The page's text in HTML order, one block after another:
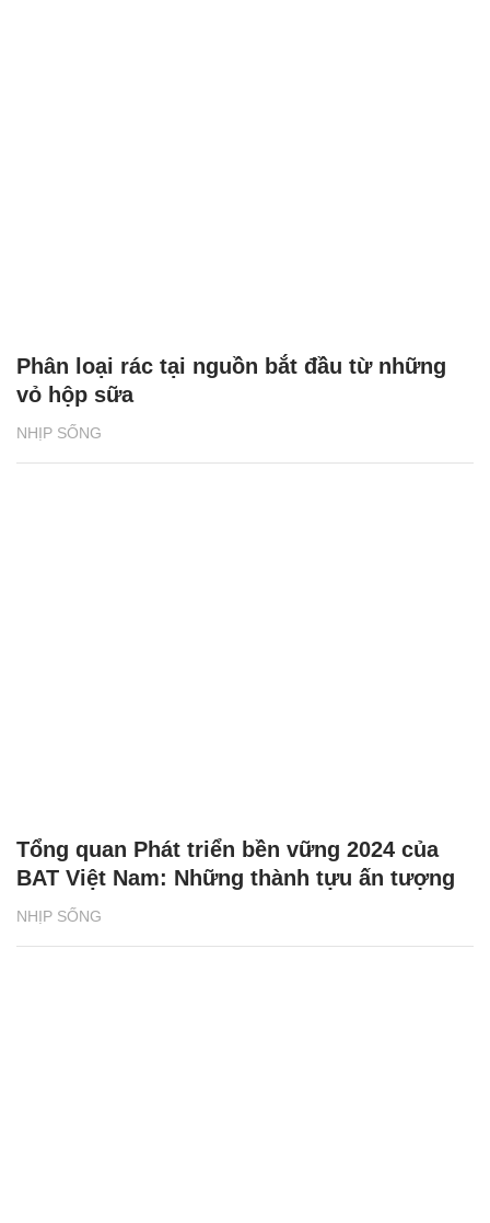
NHỊP SỐNG
Phân loại rác tại nguồn bắt đầu từ những
vỏ hộp sữa
NHỊP SỐNG
Tổng quan Phát triển bền vững 2024 của
BAT Việt Nam: Những thành tựu ấn tượng